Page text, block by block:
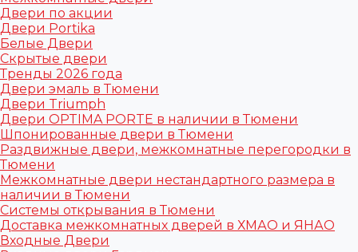
Двери по акции
Двери Portika
Белые Двери
Скрытые двери
Тренды 2026 года
Двери эмаль в Тюмени
Двери Triumph
Двери OPTIMA PORTE в наличии в Тюмени
Шпонированные двери в Тюмени
Раздвижные двери, межкомнатные перегородки в
Тюмени
Межкомнатные двери нестандартного размера в
наличии в Тюмени
Системы открывания в Тюмени
Доставка межкомнатных дверей в ХМАО и ЯНАО
Входные Двери